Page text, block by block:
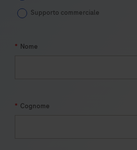
Supporto commerciale
* Nome
* Cognome